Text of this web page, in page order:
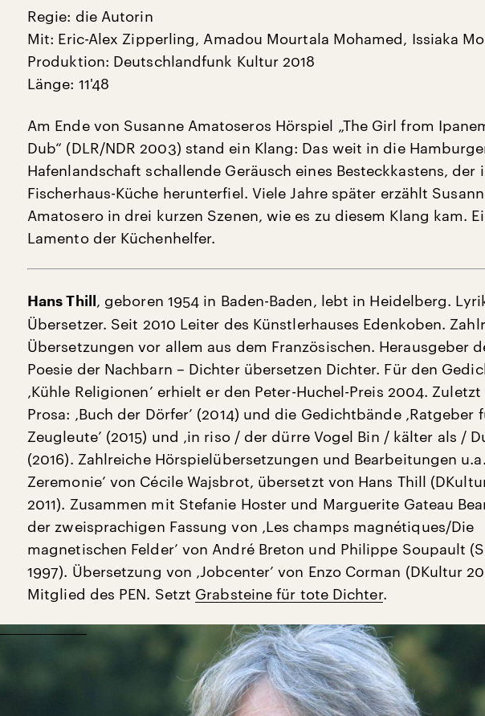
Regie: die Autorin
Mit: Eric-Alex Zipperling, Amadou Mourtala Mohamed, Issiaka
Produktion: Deutschlandfunk Kultur 2018
Länge: 11'48
Am Ende von Susanne Amatoseros Hörspiel „The Girl from
Dub“ (DLR/NDR 2003) stand ein Klang: Das weit in die
Hafenlandschaft schallende Geräusch eines Besteckkastens, der
Fischerhaus-Küche herunterfiel. Viele Jahre später erzählt
Amatosero in drei kurzen Szenen, wie es zu diesem Klang kam.
Lamento der Küchenhelfer.
Hans Thill
, geboren 1954 in Baden-Baden, lebt in Heidelberg.
Übersetzer. Seit 2010 Leiter des Künstlerhauses Edenkoben.
Übersetzungen vor allem aus dem Französischen. Herausgeber
Poesie der Nachbarn – Dichter übersetzen Dichter. Für den
‚Kühle Religionen’ erhielt er den Peter-Huchel-Preis 2004.
Prosa: ‚Buch der Dörfer’ (2014) und die Gedichtbände ‚Ratgeber
Zeugleute’ (2015) und ‚in riso / der dürre Vogel Bin / kälter als /
(2016). Zahlreiche Hörspielübersetzungen und Bearbeitungen
Zeremonie’ von Cécile Wajsbrot, übersetzt von Hans Thill
2011). Zusammen mit Stefanie Hoster und Marguerite Gateau
der zweisprachigen Fassung von ‚Les champs magnétiques/Die
magnetischen Felder’ von André Breton und Philippe Soupault
1997). Übersetzung von ‚Jobcenter’ von Enzo Corman (DKultur
Mitglied des PEN. Setzt Grabsteine für tote Dichter.